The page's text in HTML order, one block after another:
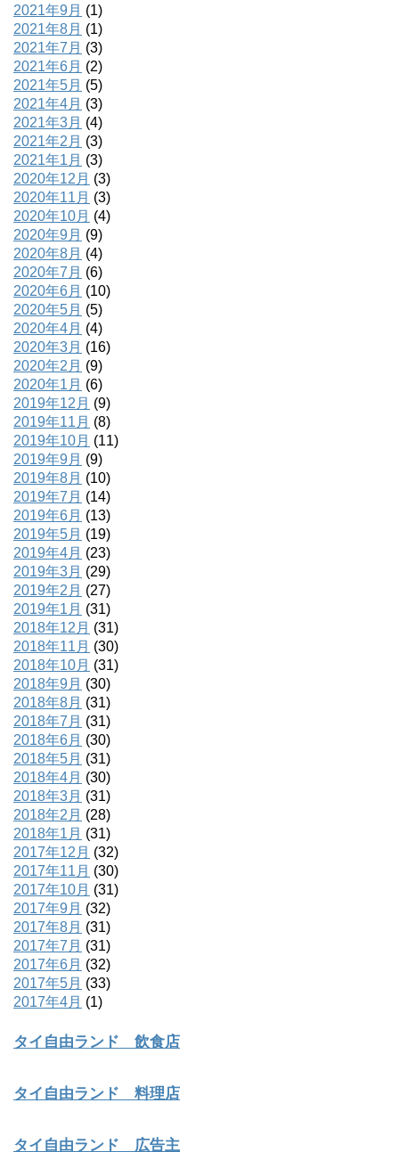
2021年9月 (1)
2021年8月 (1)
2021年7月 (3)
2021年6月 (2)
2021年5月 (5)
2021年4月 (3)
2021年3月 (4)
2021年2月 (3)
2021年1月 (3)
2020年12月 (3)
2020年11月 (3)
2020年10月 (4)
2020年9月 (9)
2020年8月 (4)
2020年7月 (6)
2020年6月 (10)
2020年5月 (5)
2020年4月 (4)
2020年3月 (16)
2020年2月 (9)
2020年1月 (6)
2019年12月 (9)
2019年11月 (8)
2019年10月 (11)
2019年9月 (9)
2019年8月 (10)
2019年7月 (14)
2019年6月 (13)
2019年5月 (19)
2019年4月 (23)
2019年3月 (29)
2019年2月 (27)
2019年1月 (31)
2018年12月 (31)
2018年11月 (30)
2018年10月 (31)
2018年9月 (30)
2018年8月 (31)
2018年7月 (31)
2018年6月 (30)
2018年5月 (31)
2018年4月 (30)
2018年3月 (31)
2018年2月 (28)
2018年1月 (31)
2017年12月 (32)
2017年11月 (30)
2017年10月 (31)
2017年9月 (32)
2017年8月 (31)
2017年7月 (31)
2017年6月 (32)
2017年5月 (33)
2017年4月 (1)
タイ自由ランド 飲食店
タイ自由ランド 料理店
タイ自由ランド 広告主